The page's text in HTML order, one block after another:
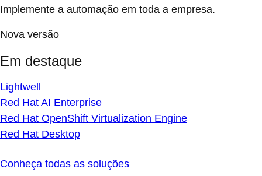
Implemente a automação em toda a empresa.
Nova versão
Em destaque
Lightwell
Red Hat AI Enterprise
Red Hat OpenShift Virtualization Engine
Red Hat Desktop
Conheça todas as soluções